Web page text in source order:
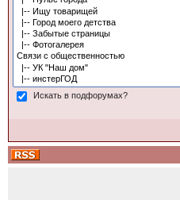
Искать в подфорумах?